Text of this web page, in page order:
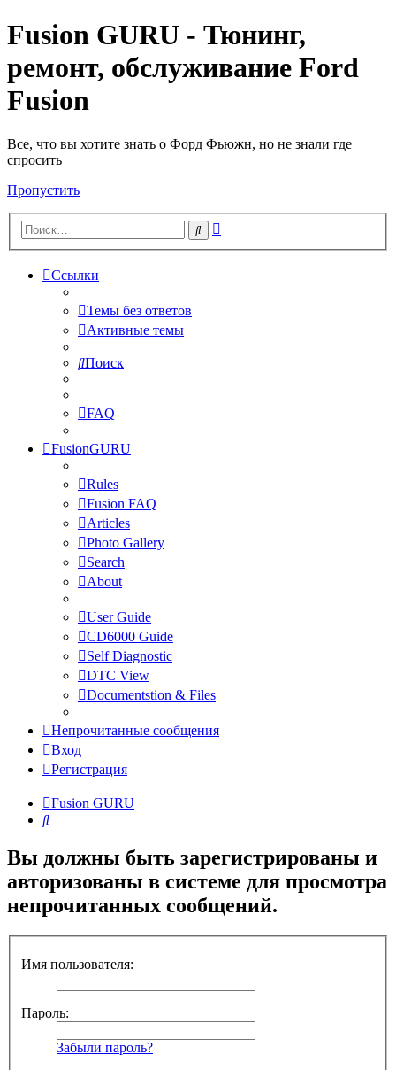
Fusion GURU - Тюнинг,
ремонт, обслуживание Ford
Fusion
Все, что вы хотите знать о Форд Фьюжн, но не знали где
спросить
Пропустить
Поиск
Ссылки
Темы без ответов
Активные темы
Поиск
FAQ
FusionGURU
Rules
Fusion FAQ
Articles
Photo Gallery
Search
About
User Guide
CD6000 Guide
Self Diagnostic
DTC View
Documentstion & Files
Непрочитанные сообщения
Вход
Регистрация
Fusion GURU
Поиск
Вы должны быть зарегистрированы и
авторизованы в системе для просмотра
непрочитанных сообщений.
Имя пользователя:
Пароль:
Забыли пароль?